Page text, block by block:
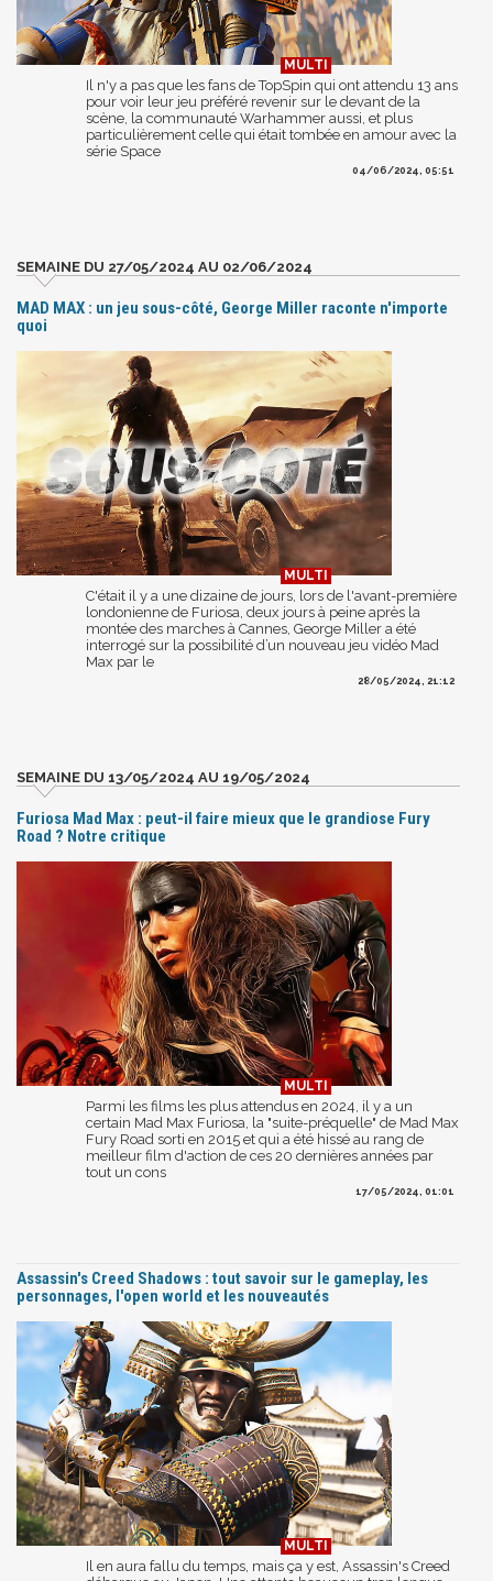
Il n'y a pas que les fans de TopSpin qui ont attendu 13 ans
pour voir leur jeu préféré revenir sur le devant de la
scène, la communauté Warhammer aussi, et plus
particulièrement celle qui était tombée en amour avec la
série Space
04/06/2024, 05:51
SEMAINE DU 27/05/2024 AU 02/06/2024
MAD MAX : un jeu sous-côté, George Miller raconte n'importe
quoi
C'était il y a une dizaine de jours, lors de l'avant-première
londonienne de Furiosa, deux jours à peine après la
montée des marches à Cannes, George Miller a été
interrogé sur la possibilité d’un nouveau jeu vidéo Mad
Max par le
28/05/2024, 21:12
SEMAINE DU 13/05/2024 AU 19/05/2024
Furiosa Mad Max : peut-il faire mieux que le grandiose Fury
Road ? Notre critique
Parmi les films les plus attendus en 2024, il y a un
certain Mad Max Furiosa, la "suite-préquelle" de Mad Max
Fury Road sorti en 2015 et qui a été hissé au rang de
meilleur film d'action de ces 20 dernières années par
tout un cons
17/05/2024, 01:01
Assassin's Creed Shadows : tout savoir sur le gameplay, les
personnages, l'open world et les nouveautés
Il en aura fallu du temps, mais ça y est, Assassin's Creed